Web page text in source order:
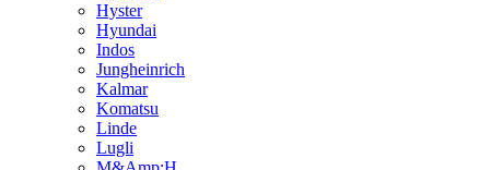
Hyster
Hyundai
Indos
Jungheinrich
Kalmar
Komatsu
Linde
Lugli